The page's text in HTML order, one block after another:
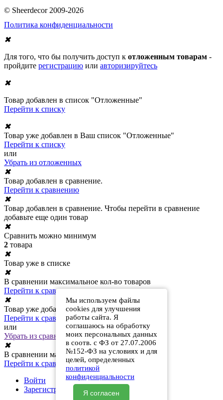
© Sheerdecor 2009-2026
Политика конфиденциальности
Мы используем файлы
cookies для улучшения
работы сайта. Я
соглашаюсь на обработку
моих персональных данных
в соотв. с ФЗ от 27.07.2006
№152-ФЗ на условиях и для
целей, определенных
политикой
конфиденциальности
Я согласен
✖
Для того, что бы получить доступ к отложенным товарам -
пройдите регистрацию или авторизируйтесь
✖
Товар добавлен в список "Отложенные"
Перейти к списку
✖
Товар уже добавлен в Ваш список "Отложенные"
Перейти к списку
или
Убрать из отложенных
✖
Товар добавлен в сравнение.
Перейти к сравнению
✖
Товар добавлен в сравнение. Чтобы перейти в сравнение
добавьте еще один товар
✖
Сравнить можно минимум
2 товара
✖
Товар уже в списке
✖
В сравнении максимальное кол-во товаров
Перейти к сравнению
✖
Товар уже добавлен в сравнение
Перейти к сравнению
или
Убрать из сравнения
✖
В сравнении максимальное кол-во товаров
Перейти к сравнению
Войти
Зарегистрироваться